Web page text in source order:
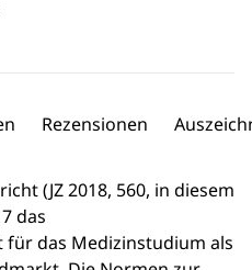
Rezensionen
(JZ 2018, 560, in diesem
das
das Medizinstudium als